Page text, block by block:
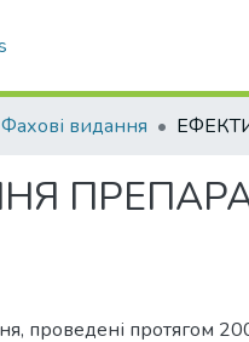
Фахові видання
проведені протягом